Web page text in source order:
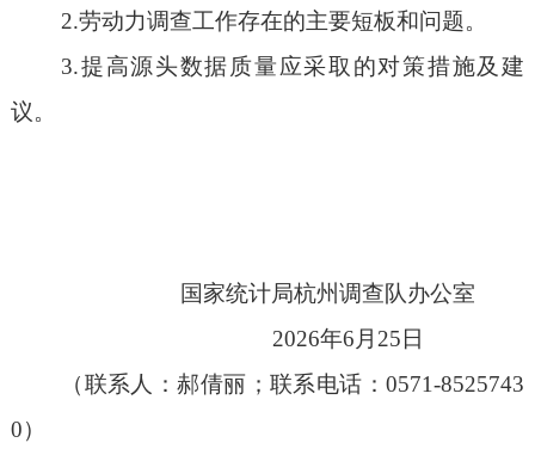
2.劳动力调查工作存在的主要短板和问题。
3.提高源头数据质量应采取的对策措施及建
议。
国家统计局杭州调查队办公室
2026年6月25 日
（联系人：郝倩丽 ；联系电话：0571-8525743
0）